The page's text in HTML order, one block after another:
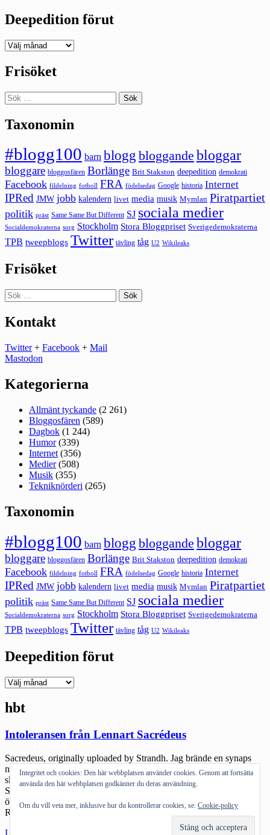
Deepedition förut
Deepedition
Frisöket
Sök
efter:
Taxonomin
#blogg100 barn blogg bloggande bloggar
bloggare bloggosfären Borlänge Brit Stakston deepedition demokrati
Facebook fildelning fotboll FRA födelsedag Google historia Internet
IPRed JMW jobb kalendern livet media musik Mymlan Piratpartiet
politik präst Same Same But Different SJ sociala medier
Socialdemokraterna sorg Stockholm Stora Bloggpriset Sverigedemokraterna
TPB tweepblogs Twitter tävling tåg U2 Wikileaks
Frisöket
Sök
efter:
Kontakt
Twitter+ Facebook + Mail
Mastodon
Kategorierna
Allmänt tyckande (2 261)
Bloggosfären (589)
Dagbok (1 244)
Humor(339)
Internet (356)
Medier(508)
Musik (355)
Tekniknörderi (265)
Taxonomin
#blogg100 barn blogg bloggande bloggar
bloggare bloggosfären Borlänge Brit Stakston deepedition demokrati
Facebook fildelning fotboll FRA födelsedag Google historia Internet
IPRed JMW jobb kalendern livet media musik Mymlan Piratpartiet
politik präst Same Same But Different SJ sociala medier
Socialdemokraterna sorg Stockholm Stora Bloggpriset Sverigedemokraterna
TPB tweepblogs Twitter tävling tåg U2 Wikileaks
Deepedition förut
Deepedition
hbt
Intoleransen från Lennart Sacrédeus
Sacredeus, originally uploaded by Strandh. Jag brände en synaps
när jag läste insändaren från Lennart Sacrédeus och var tvungen att
skriva en insändare till lokaltidningen. Den blev så här: ”Lennart
Sacredeus skriver en insändare i torsdagens BT där han ondgör sig
över att hans partiledare blir dissad av Pride och HBT-rörelsen.
Riksdagsmannens slutsats är att […]
Läs mer
Integritet och cookies: Den här webbplatsen använder cookies. Genom att fortsätta
använda den här webbplatsen godkänner du deras användning.
Om du vill veta mer, inklusive hur du kontrollerar cookies, se: Cookie-policy